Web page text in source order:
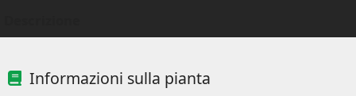
Informazioni sulla pianta